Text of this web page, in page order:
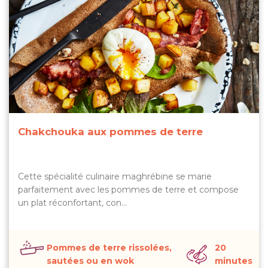
Chakchouka aux pommes de terre
Cette spécialité culinaire maghrébine se marie
parfaitement avec les pommes de terre et compose
un plat réconfortant, con…
Pommes de terre rissolées,
sautées ou en wok
20
minutes